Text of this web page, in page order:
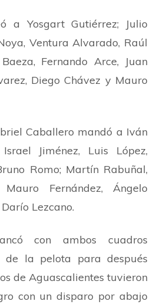
a Yosgart Gutiérrez; Julio
Ventura Alvarado, Raúl
Fernando Arce, Juan
Diego Chávez y Mauro
Caballero mandó a Iván
Jiménez, Luis López,
Romo; Martín Rabuñal,
Mauro Fernández, Ángelo
Lezcano.
con ambos cuadros
de la pelota para después
de Aguascalientes tuvieron
con un disparo por abajo